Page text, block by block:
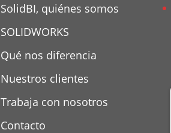
SolidBI, quiénes somos
SOLIDWORKS
Qué nos diferencia
Nuestros clientes
Trabaja con nosotros
Contacto